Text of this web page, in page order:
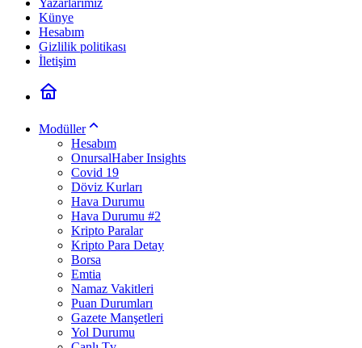
Yazarlarımız
Künye
Hesabım
Gizlilik politikası
İletişim
Modüller
Hesabım
OnursalHaber Insights
Covid 19
Döviz Kurları
Hava Durumu
Hava Durumu #2
Kripto Paralar
Kripto Para Detay
Borsa
Emtia
Namaz Vakitleri
Puan Durumları
Gazete Manşetleri
Yol Durumu